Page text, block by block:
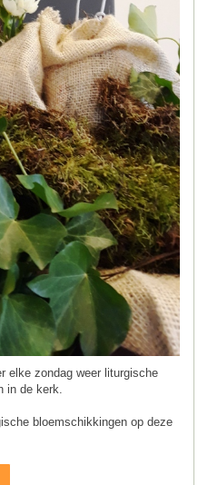
elke zondag weer liturgische
in de kerk.
bloemschikkingen op deze